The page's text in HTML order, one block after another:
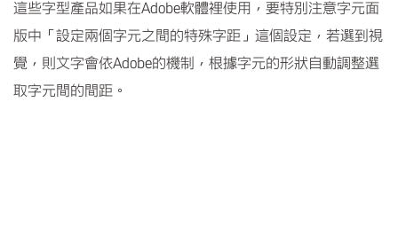
這些字型產品如果在Adobe軟體裡使用，要特別注意字元面
版中「設定兩個字元之間的特殊字距」這個設定，若選到視
覺，則文字會依Adobe的機制，根據字元的形狀自動調整選
取字元間的間距。